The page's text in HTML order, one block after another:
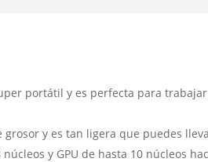
portátil y es perfecta para
grosor y es tan ligera que puedes
núcleos y GPU de hasta 10 núcleos